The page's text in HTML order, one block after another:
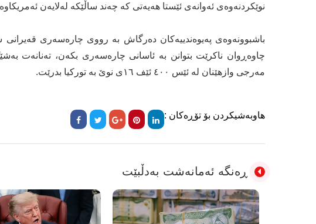
نوێکردنەوەی ئەوانەی ئێستا ھەیەتی کە چەند ساڵێکە لەلایەن
چاوەڕوان ناکرێت بتوانن بە ئاسانی چارەسەری بکەن، تەنانەت
مەرجی وازھێنان لە ئێس ٤٠٠ ئێف ١٦ی نوێ بە تورکیا بدرێت.
هاوبەشیکردن بۆ تۆڕەکان :
ڕەنگە ئەمانەشت بەدڵبێت